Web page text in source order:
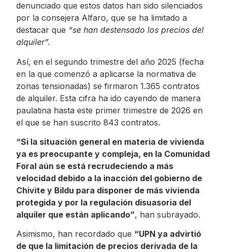
denunciado que estos datos han sido silenciados
por la consejera Alfaro, que se ha limitado a
destacar que “se han destensado los precios del
alquiler”.
Así, en el segundo trimestre del año 2025 (fecha
en la que comenzó a aplicarse la normativa de
zonas tensionadas) se firmaron 1.365 contratos
de alquiler. Esta cifra ha ido cayendo de manera
paulatina hasta este primer trimestre de 2026 en
el que se han suscrito 843 contratos.
“Si la situación general en materia de vivienda
ya es preocupante y compleja, en la Comunidad
Foral aún se está recrudeciendo a más
velocidad debido a la inacción del gobierno de
Chivite y Bildu para disponer de más vivienda
protegida y por la regulación disuasoria del
alquiler que están aplicando”, han subrayado.
Asimismo, han recordado que “UPN ya advirtió
de que la limitación de precios derivada de la